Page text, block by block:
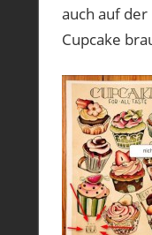
auch auf
Cupcake